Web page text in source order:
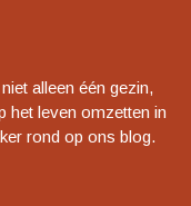
alleen één gezin,
het leven omzetten in
rond op ons blog.